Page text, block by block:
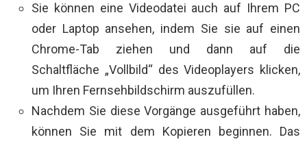
Sie können eine Videodatei auch auf Ihrem PC
oder Laptop ansehen, indem Sie sie auf einen
Chrome-Tab ziehen und dann auf die
Schaltfläche „Vollbild“ des Videoplayers klicken,
um Ihren Fernsehbildschirm auszufüllen.
Nachdem Sie diese Vorgänge ausgeführt haben,
können Sie mit dem Kopieren beginnen. Das